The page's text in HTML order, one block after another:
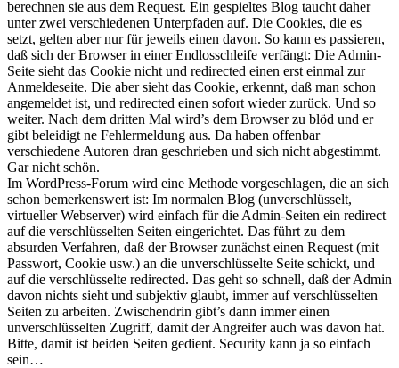
berechnen sie aus dem Request. Ein gespieltes Blog taucht daher
unter zwei verschiedenen Unterpfaden auf. Die Cookies, die es
setzt, gelten aber nur für jeweils einen davon. So kann es passieren,
daß sich der Browser in einer Endlosschleife verfängt: Die Admin-
Seite sieht das Cookie nicht und redirected einen erst einmal zur
Anmeldeseite. Die aber sieht das Cookie, erkennt, daß man schon
angemeldet ist, und redirected einen sofort wieder zurück. Und so
weiter. Nach dem dritten Mal wird’s dem Browser zu blöd und er
gibt beleidigt ne Fehlermeldung aus. Da haben offenbar
verschiedene Autoren dran geschrieben und sich nicht abgestimmt.
Gar nicht schön.
Im WordPress-Forum wird eine Methode vorgeschlagen, die an sich
schon bemerkenswert ist: Im normalen Blog (unverschlüsselt,
virtueller Webserver) wird einfach für die Admin-Seiten ein redirect
auf die verschlüsselten Seiten eingerichtet. Das führt zu dem
absurden Verfahren, daß der Browser zunächst einen Request (mit
Passwort, Cookie usw.) an die unverschlüsselte Seite schickt, und
auf die verschlüsselte redirected. Das geht so schnell, daß der Admin
davon nichts sieht und subjektiv glaubt, immer auf verschlüsselten
Seiten zu arbeiten. Zwischendrin gibt’s dann immer einen
unverschlüsselten Zugriff, damit der Angreifer auch was davon hat.
Bitte, damit ist beiden Seiten gedient. Security kann ja so einfach
sein…